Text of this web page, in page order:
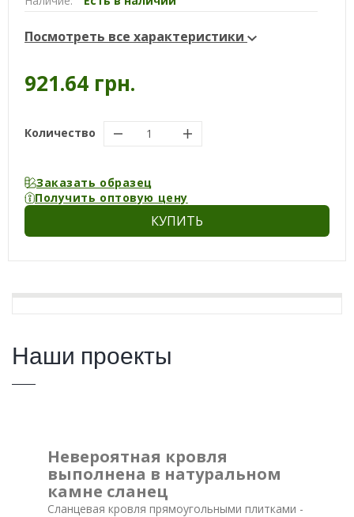
Посмотреть все характеристики
921.64 грн.
Количество
Заказать образец
Получить оптовую цену
КУПИТЬ
Наши проекты
Невероятная кровля
выполнена в натуральном
камне сланец
Сланцевая кровля прямоугольными плитками -